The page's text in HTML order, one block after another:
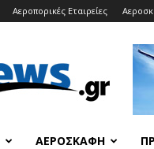
Αεροπορικές Εταιρείες
ΑΕΡΟΣΚΆΦΗ